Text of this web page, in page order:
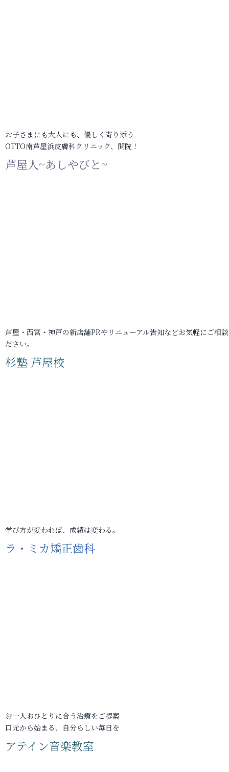
お子さまにも大人にも、優しく寄り添う
OTTO南芦屋浜皮膚科クリニック、開院！
芦屋人~あしやびと~
芦屋・西宮・神戸の新店舗PRやリニューアル告知などお気軽にご相
ださい。
杉塾 芦屋校
学び方が変われば、成績は変わる。
ラ・ミカ矯正歯科
お一人おひとりに合う治療をご提案
口元から始まる、自分らしい毎日を
アテイン音楽教室